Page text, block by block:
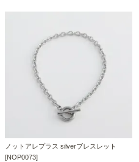
ノットアレプラス silverブレスレット
[NOP0073]